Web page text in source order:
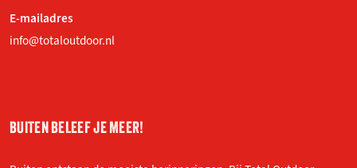
E-mailadres
info@totaloutdoor.nl
BUITEN BELEEF JE MEER!